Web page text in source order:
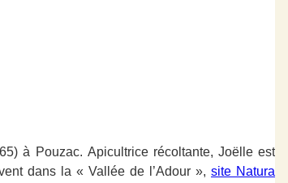
à Pouzac. Apicultrice récoltante, Joëlle est
dans la « Vallée de l’Adour », site Natura